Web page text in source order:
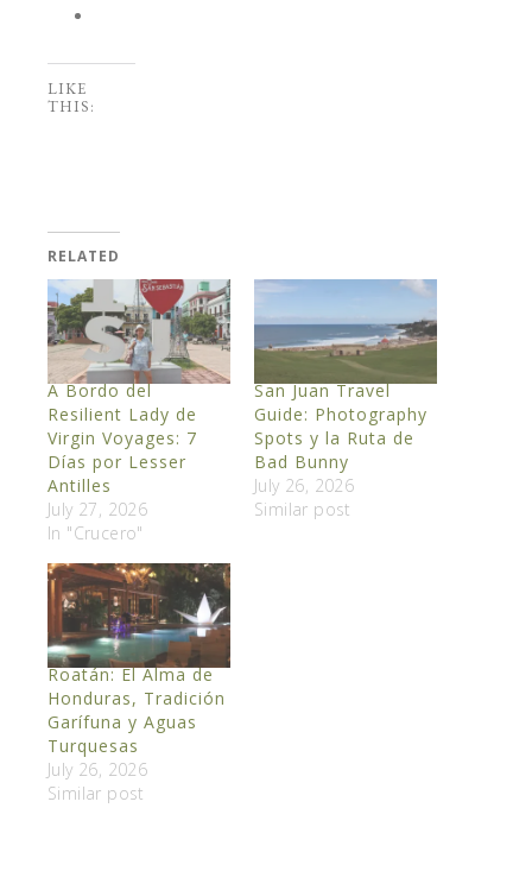
LIKE
THIS:
RELATED
A Bordo del
Resilient Lady de
Virgin Voyages: 7
Días por Lesser
Antilles
July 27, 2026
In "Crucero"
San Juan Travel
Guide: Photography
Spots y la Ruta de
Bad Bunny
July 26, 2026
Similar post
Roatán: El Alma de
Honduras, Tradición
Garífuna y Aguas
Turquesas
July 26, 2026
Similar post